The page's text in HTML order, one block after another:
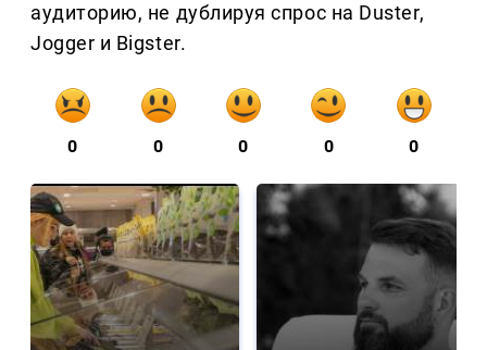
аудиторию, не дублируя спрос на Duster,
Jogger и Bigster.
0 0 0 0 0